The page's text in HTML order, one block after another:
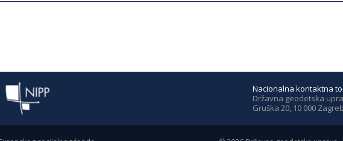
Nacionalna kontaktna
Državna geodetska
Gruška 20, 10 000